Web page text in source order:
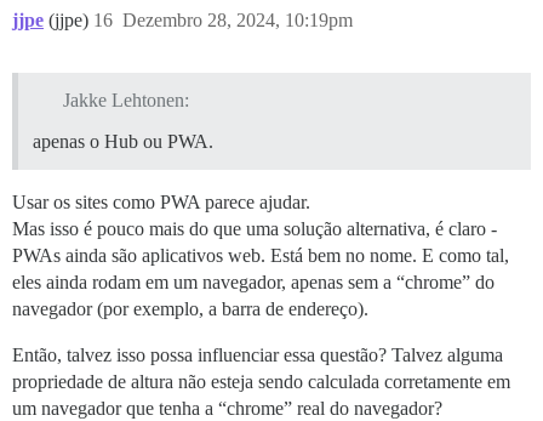
jjpe (jjpe) Dezembro 28, 2024, 10:19pm
16
Jakke Lehtonen:
apenas o Hub ou PWA.
Usar os sites como PWA parece ajudar.
Mas isso é pouco mais do que uma solução alternativa, é claro -
PWAs ainda são aplicativos web. Está bem no nome. E como tal,
eles ainda rodam em um navegador, apenas sem a “chrome” do
navegador (por exemplo, a barra de endereço).
Então, talvez isso possa influenciar essa questão? Talvez alguma
propriedade de altura não esteja sendo calculada corretamente em
um navegador que tenha a “chrome” real do navegador?